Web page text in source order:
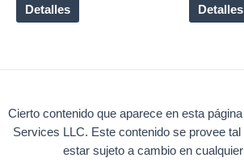
Detalles Detalles
Cierto contenido que aparece en esta
Services LLC. Este contenido se provee
estar sujeto a cambio en